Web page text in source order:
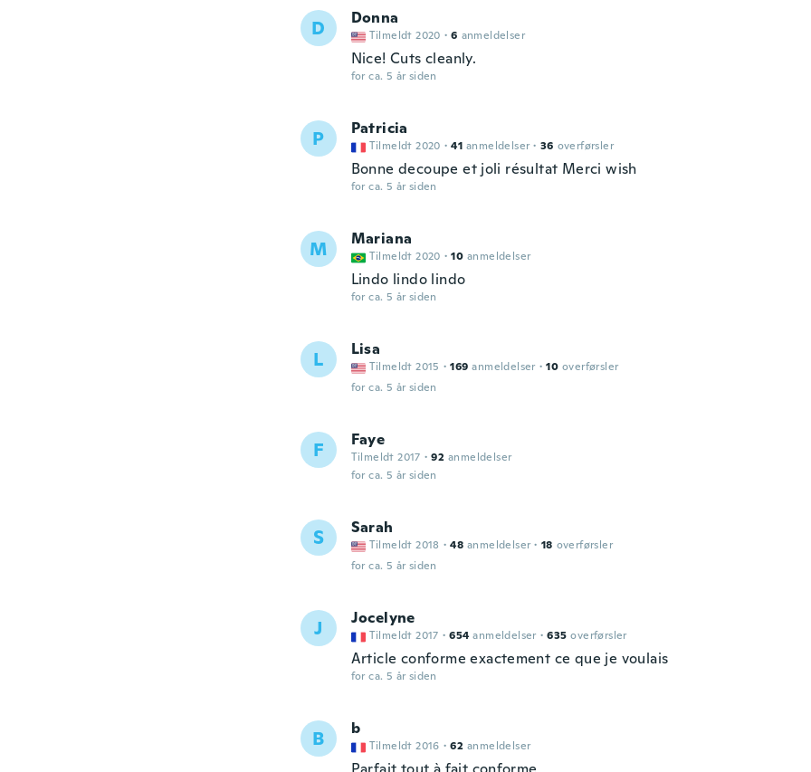
D Donna
Tilmeldt 2020 · 6 anmeldelser
Nice! Cuts cleanly.
for ca. 5 år siden
P Patricia
Tilmeldt 2020 · 41 anmeldelser · 36 overførsler
Bonne decoupe et joli résultat Merci wish
for ca. 5 år siden
M Mariana
Tilmeldt 2020 · 10 anmeldelser
Lindo lindo lindo
for ca. 5 år siden
L Lisa
Tilmeldt 2015 · 169 anmeldelser · 10 overførsler
for ca. 5 år siden
F Faye
Tilmeldt 2017 · 92 anmeldelser
for ca. 5 år siden
S Sarah
Tilmeldt 2018 · 48 anmeldelser · 18 overførsler
for ca. 5 år siden
J Jocelyne
Tilmeldt 2017 · 654 anmeldelser · 635 overførsler
Article conforme exactement ce que je voulais
for ca. 5 år siden
B b
Tilmeldt 2016 · 62 anmeldelser